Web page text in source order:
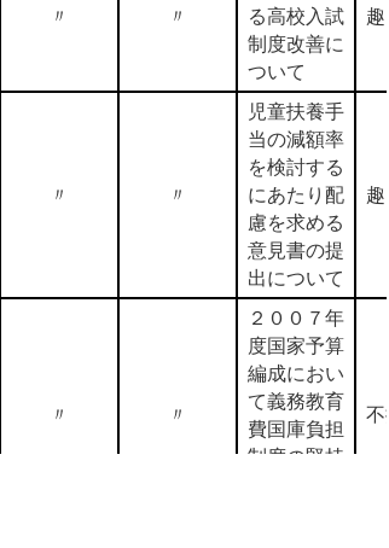
〃 〃
る高校入試
制度改善に
ついて
趣
〃 〃
児童扶養手
当の減額率
を検討する
にあたり配
慮を求める
意見書の提
出について
趣
〃 〃
２００７年
度国家予算
編成におい
て義務教育
費国庫負担
制度の堅持
不